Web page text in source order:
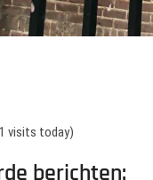
visits today)
berichten: